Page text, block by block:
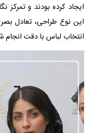
ایجاد کرده بودند و تمرکز
این نوع طراحی، تعادل
انتخاب لباس با دقت